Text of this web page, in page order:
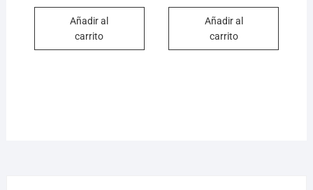
Añadir al
carrito
Añadir al
carrito